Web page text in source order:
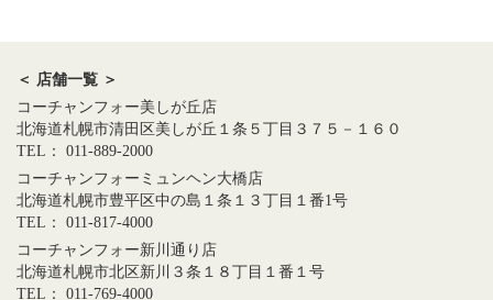
＜ 店舗一覧 ＞
コーチャンフォー美しが丘店
北海道札幌市清田区美しが丘１条５丁目３７５－１６０
TEL： 011-889-2000
コーチャンフォーミュンヘン大橋店
北海道札幌市豊平区中の島１条１３丁目１番1号
TEL： 011-817-4000
コーチャンフォー新川通り店
北海道札幌市北区新川３条１８丁目１番１号
TEL： 011-769-4000